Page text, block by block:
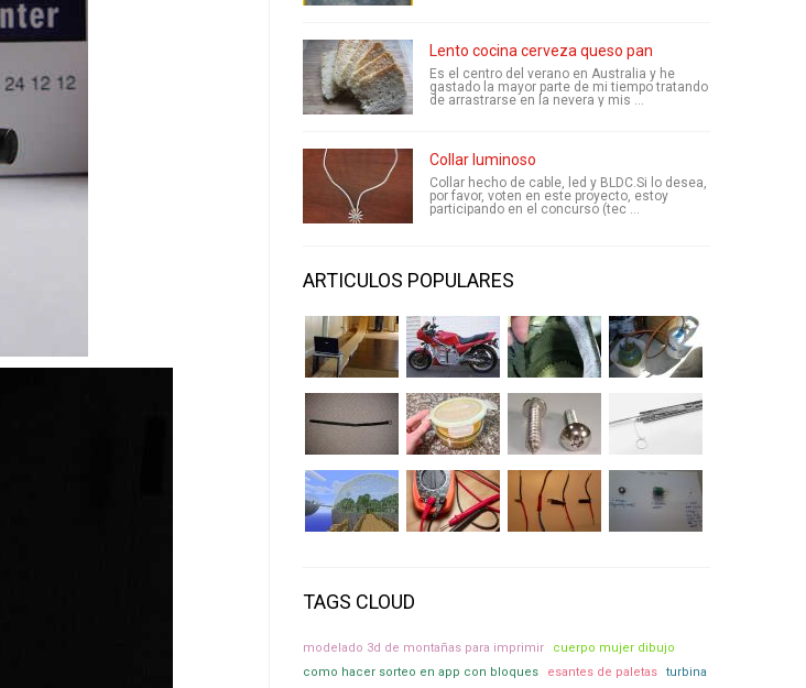
Lento cocina cerveza queso pan
Es el centro del verano en Australia y he
gastado la mayor parte de mi tiempo tratando
de arrastrarse en la nevera y mis ...
Collar luminoso
Collar hecho de cable, led y BLDC.Si lo desea,
por favor, voten en este proyecto, estoy
participando en el concurso (tec ...
ARTICULOS POPULARES
TAGS CLOUD
modelado 3d de montañas para imprimir
cuerpo mujer dibujo
como hacer sorteo en app con bloques
esantes de paletas
turbina